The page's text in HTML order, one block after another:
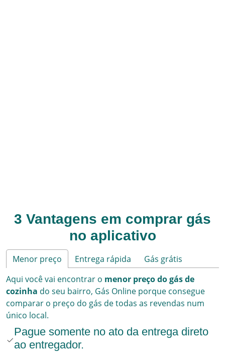
3 Vantagens em comprar gás
no aplicativo
Menor preço Entrega rápida
Gás grátis
Aqui você vai encontrar o menor preço do gás de
cozinha do seu bairro, Gás Online porque consegue
comparar o preço do gás de todas as revendas num
único local.
Pague somente no ato da entrega direto
ao entregador.